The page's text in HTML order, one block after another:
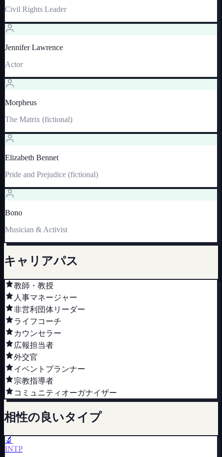
Civil Rights Leader
Jennifer Lawrence
Actor
Morpheus
The Matrix (fictional)
Elizabeth Bennet
Pride and Prejudice (fictional)
Bono
Musician & Activist
キャリアパス
教師・教授
人事マネージャー
非営利団体リーダー
ライフコーチ
カウンセラー
広報担当者
外交官
イベントプランナー
宗教指導者
コミュニティオーガナイザー
相性の良いタイプ
🔬
INTP